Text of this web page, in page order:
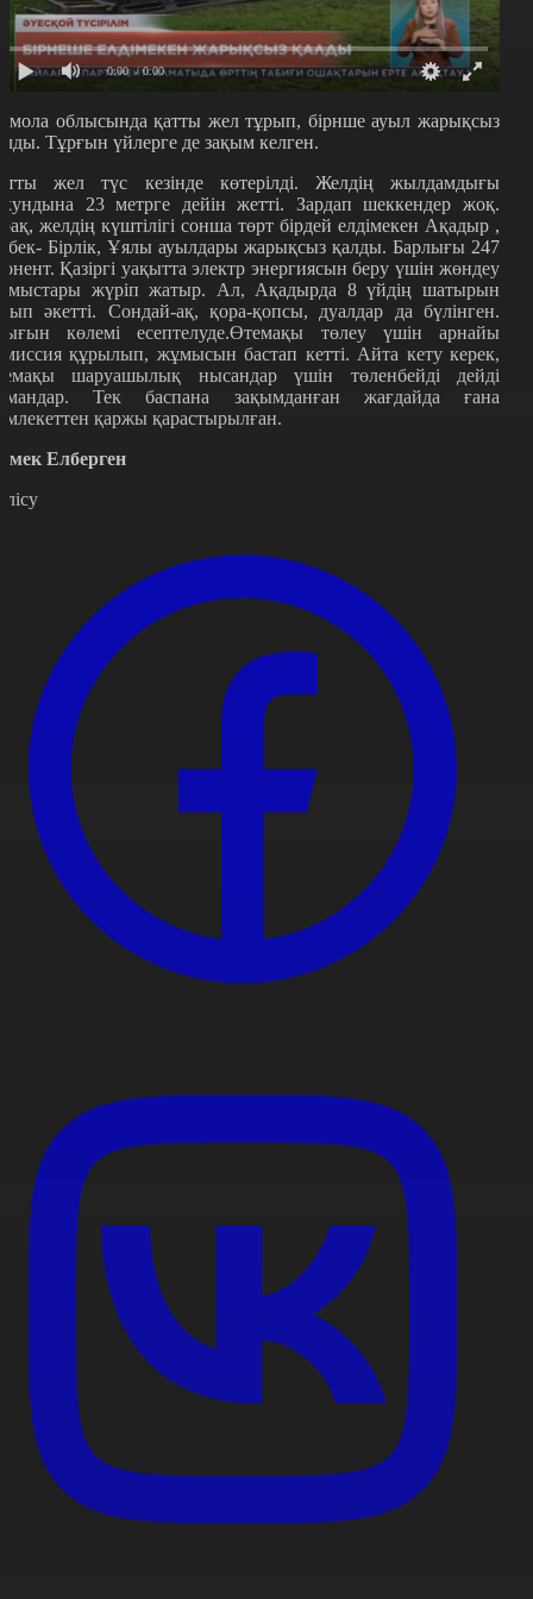
0:00 / 0:00
облысында қатты жел тұрып, бірнше ауыл жарықсыз
Тұрғын үйлерге де зақым келген.
жел түс кезінде көтерілді. Желдің жылдамдығы
23 метрге дейін жетті. Зардап шеккендер жоқ.
желдің күштілігі сонша төрт бірдей елдімекен Ақадыр ,
Бірлік, Ұялы ауылдары жарықсыз қалды. Барлығы 247
Қазіргі уақытта электр энергиясын беру үшін жөндеу
жүріп жатыр. Ал, Ақадырда 8 үйдің шатырын
әкетті. Сондай-ақ, қора-қопсы, дуалдар да бүлінген.
көлемі есептелуде.Өтемақы төлеу үшін арнайы
құрылып, жұмысын бастап кетті. Айта кету керек,
шаруашылық нысандар үшін төленбейді дейді
Тек баспана зақымданған жағдайда ғана
қаржы қарастырылған.
Елберген